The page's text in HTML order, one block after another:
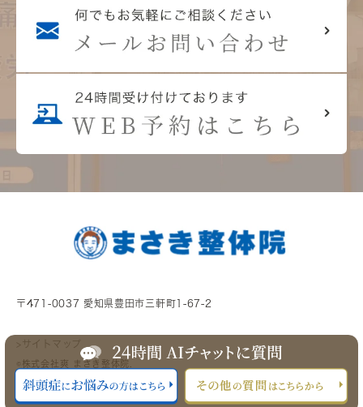
〒471-0037 愛知県豊田市三軒町1-67-2
>サイトマップ
©株式会社爽 まさき整体院.